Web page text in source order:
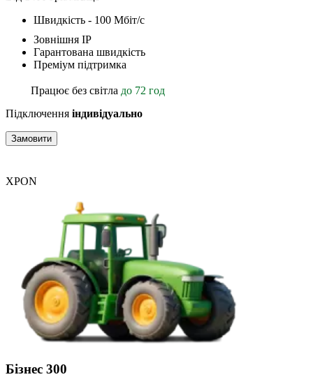
Швидкість - 100 Мбіт/с
Зовнішня ІР
Гарантована швидкість
Преміум підтримка
Працює без світла до 72 год
Підключення індивідуально
Замовити
XPON
Бізнес 300